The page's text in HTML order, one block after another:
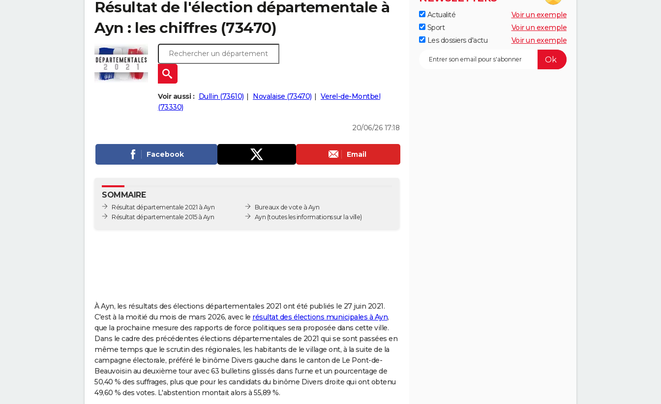
Résultat de l'élection départementale à
Ayn : les chiffres (73470)
Voir aussi : Dullin (73610) Novalaise (73470)
Verel-de-Montbel
(73330)
20/06/26 17:18
Facebook Email
SOMMAIRE
Résultat départementale 2021 à Ayn
Résultat départementale 2015 à Ayn
Bureaux de vote à Ayn
Ayn (toutes les informations sur la ville)
À Ayn, les résultats des élections départementales 2021 ont été publiés le 27 juin 2021.
C'est à la moitié du mois de mars 2026, avec le résultat des élections municipales à Ayn,
que la prochaine mesure des rapports de force politiques sera proposée dans cette ville.
Dans le cadre des précédentes élections départementales de 2021 qui se sont passées en
même temps que le scrutin des régionales, les habitants de le village ont, à la suite de la
campagne électorale, préféré le binôme Divers gauche dans le canton de Le Pont-de-
Beauvoisin au deuxième tour avec 63 bulletins glissés dans l'urne et un pourcentage de
50,40 % des suffrages, plus que pour les candidats du binôme Divers droite qui ont obtenu
49,60 % des votes. L'abstention montait alors à 55,89 %.
Actualité
Voir un exemple
Sport
Voir un exemple
Les dossiers d'actu
Voir un exemple